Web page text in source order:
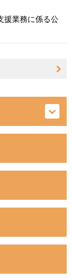
援業務に係る公